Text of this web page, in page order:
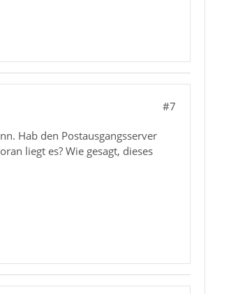
#7
Hab den Postausgangsserver
liegt es? Wie gesagt, dieses